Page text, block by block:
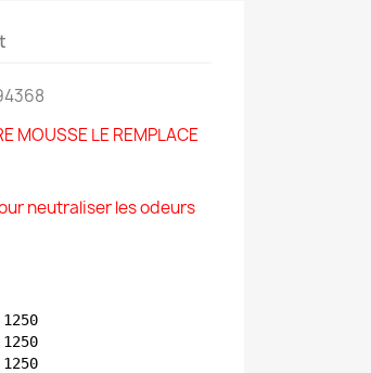
MOUSSE LE REMPLACE
neutraliser les odeurs
1250
1250
1250